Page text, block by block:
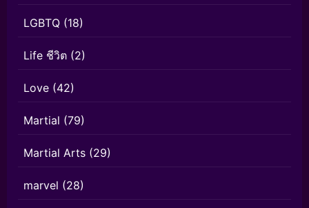
LGBTQ (18)
Life ชีวิต (2)
Love (42)
Martial (79)
Martial Arts (29)
marvel (28)